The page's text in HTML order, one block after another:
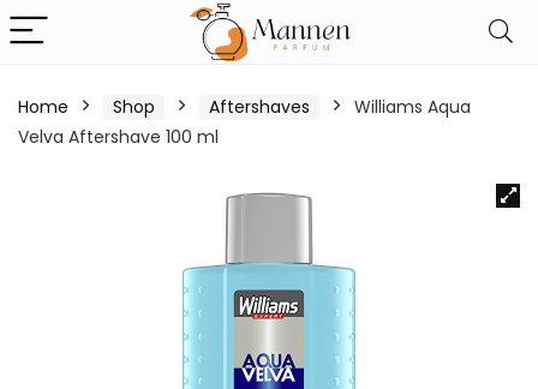
Home Shop Aftershaves
Williams Aqua
Velva Aftershave 100 ml